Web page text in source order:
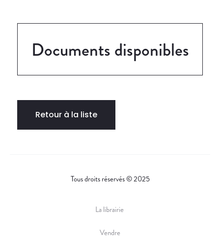
Documents disponibles
Retour à la liste
Tous droits réservés © 2025
La librairie
Vendre